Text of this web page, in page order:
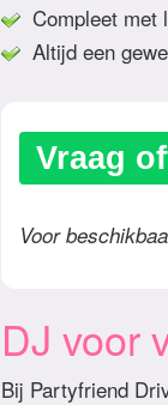
Compleet met
Altijd een
Vraag
Voor
DJ voor
Bij Partyfriend